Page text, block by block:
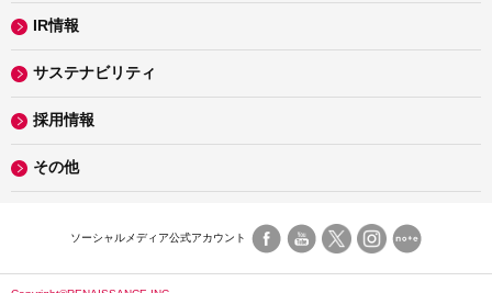
IR情報
サステナビリティ
採用情報
その他
ソーシャルメディア公式アカウント